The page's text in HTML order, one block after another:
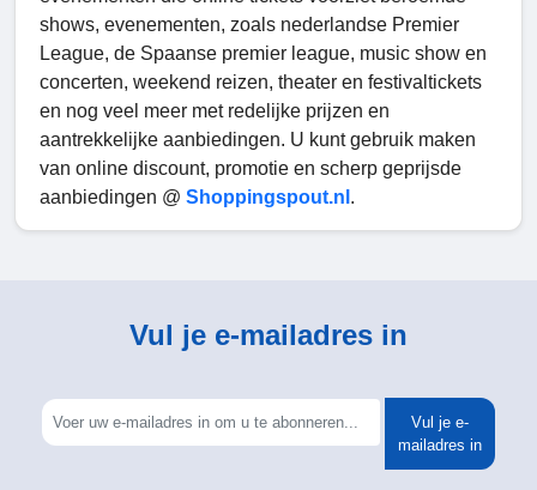
shows, evenementen, zoals nederlandse Premier
League, de Spaanse premier league, music show en
concerten, weekend reizen, theater en festivaltickets
en nog veel meer met redelijke prijzen en
aantrekkelijke aanbiedingen. U kunt gebruik maken
van online discount, promotie en scherp geprijsde
aanbiedingen @ Shoppingspout.nl .
Vul je e-mailadres in
Vul je e-
mailadres in